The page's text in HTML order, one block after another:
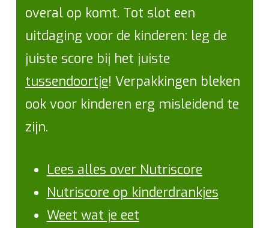
overal op komt. Tot slot een
uitdaging voor de kinderen: leg de
juiste score bij het juiste
tussendoortje! Verpakkingen bleken
ook voor kinderen erg misleidend te
zijn.
Lees alles over Nutriscore
Nutriscore op kinderdrankjes
Weet wat je eet